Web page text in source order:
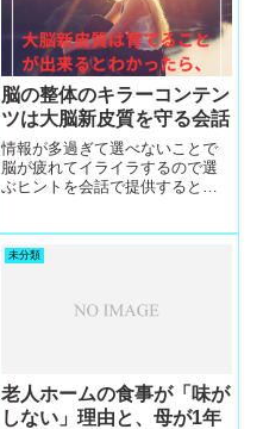
脳の整体のキラーコンテン
ツは大脳新皮質を守る会話
情報が多過ぎて選べないことで
脳が疲れてイライラするので選
ぶヒントを会話で提供すると海
未分類
老人ホームの食事が「味が
しない」理由と、母が1年